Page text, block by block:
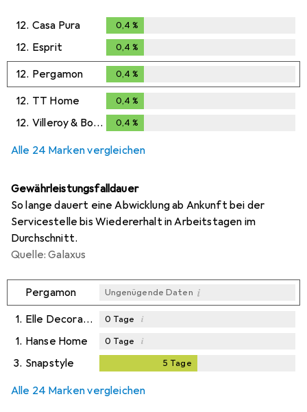
12. Casa Pura 0,4 %
12. Esprit 0,4 %
12. Pergamon 0,4 %
12. TT Home 0,4 %
12. Villeroy & Boch 0,4 %
Alle 24 Marken vergleichen
Gewährleistungsfalldauer
So lange dauert eine Abwicklung ab Ankunft bei der
Servicestelle bis Wiedererhalt in Arbeitstagen im
Durchschnitt.
Quelle: Galaxus
Pergamon Ungenügende Daten i
1. Elle Decoration 0 Tage i
1. Hanse Home 0 Tage i
3. Snapstyle 5 Tage
i
Alle 24 Marken vergleichen